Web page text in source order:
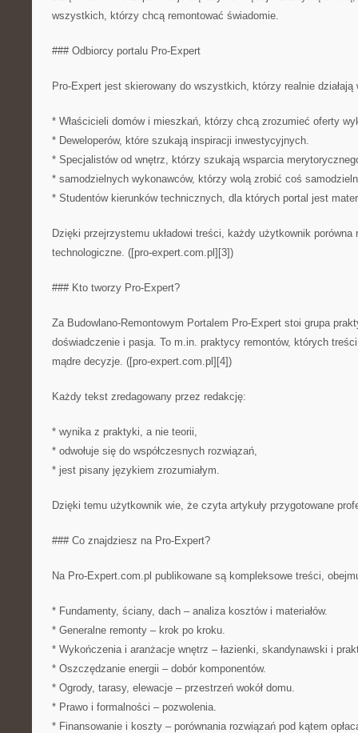
wszystkich, którzy chcą remontować świadomie.
### Odbiorcy portalu Pro-Expert
Pro-Expert jest skierowany do wszystkich, którzy realnie działają
* Właścicieli domów i mieszkań, którzy chcą zrozumieć oferty
* Deweloperów, które szukają inspiracji inwestycyjnych.
* Specjalistów od wnętrz, którzy szukają wsparcia
* samodzielnych wykonawców, którzy wolą zrobić coś
* Studentów kierunków technicznych, dla których portal jest
Dzięki przejrzystemu układowi treści, każdy użytkownik porówna
technologiczne. ([pro-expert.com.pl][3])
### Kto tworzy Pro-Expert?
Za Budowlano-Remontowym Portalem Pro-Expert stoi grupa
doświadczenie i pasja. To m.in. praktycy remontów, których
mądre decyzje. ([pro-expert.com.pl][4])
Każdy tekst zredagowany przez redakcję:
* wynika z praktyki, a nie teorii,
* odwołuje się do współczesnych rozwiązań,
* jest pisany językiem zrozumiałym.
Dzięki temu użytkownik wie, że czyta artykuły przygotowane
### Co znajdziesz na Pro-Expert?
Na Pro-Expert.com.pl publikowane są kompleksowe treści,
* Fundamenty, ściany, dach – analiza kosztów i materiałów.
* Generalne remonty – krok po kroku.
* Wykończenia i aranżacje wnętrz – łazienki, skandynawski i
* Oszczędzanie energii – dobór komponentów.
* Ogrody, tarasy, elewacje – przestrzeń wokół domu.
* Prawo i formalności – pozwolenia.
* Finansowanie i koszty – porównania rozwiązań pod kątem